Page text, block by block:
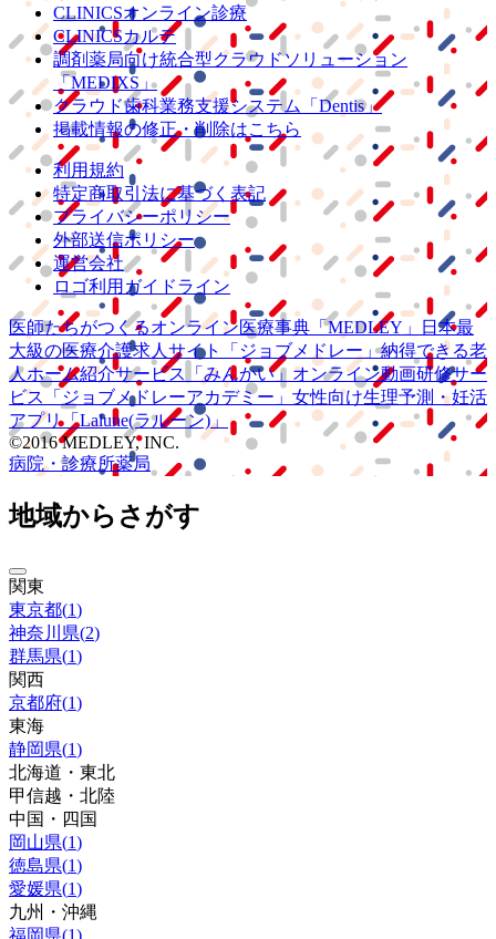
CLINICSオンライン診療
CLINICSカルテ
調剤薬局向け統合型クラウドソリューション
「MEDIXS」
クラウド歯科業務支援システム
「Dentis」
掲載情報の修正・削除はこちら
利用規約
特定商取引法に基づく表記
プライバシーポリシー
外部送信ポリシー
運営会社
ロゴ利用ガイドライン
医師たちがつくるオンライン医療事典 「MEDLEY」
日本最
大級の医療介護求人サイト 「ジョブメドレー」納得できる老
人ホーム紹介サービス
「みんかい」 オンライン動画研修サー
ビス
「ジョブメドレーアカデミー」 女性向け生理予測・妊活
アプリ「Lalune(ラルーン)」
©2016 MEDLEY, INC.
病院・診療所薬局
地域からさがす
関東
東京都(1)
神奈川県(2)
群馬県(1)
関西
京都府(1)
東海
静岡県(1)
北海道・東北
甲信越・北陸
中国・四国
岡山県(1)
徳島県(1)
愛媛県(1)
九州・沖縄
福岡県(1)